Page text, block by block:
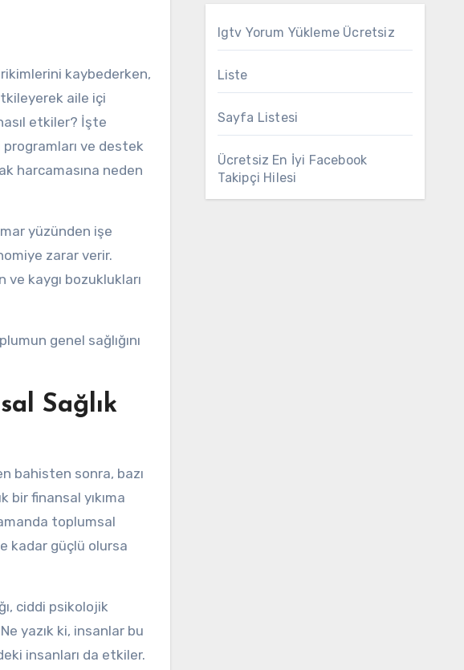
aile içi
etkiler? İşte
ve destek
harcamasına neden
yüzünden işe
zarar verir.
ve kaygı bozuklukları
genel sağlığını
Sağlık
bahisten sonra, bazı
finansal yıkıma
toplumsal
kadar güçlü olursa
ciddi psikolojik
yazık ki, insanlar bu
insanları da etkiler.
Igtv Yorum Yükleme Ücretsiz
Liste
Sayfa Listesi
Ücretsiz En İyi Facebook
Takipçi Hilesi